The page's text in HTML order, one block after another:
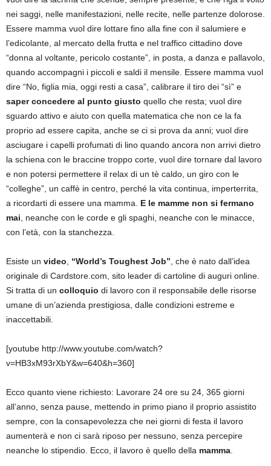
nei saggi, nelle manifestazioni, nelle recite, nelle partenze dolorose.
Essere mamma vuol dire lottare fino alla fine con il salumiere e
l’edicolante, al mercato della frutta e nel traffico cittadino dove
“donna al voltante, pericolo costante”, in posta, a danza e pallavolo,
quando accompagni i piccoli e saldi il mensile. Essere mamma vuol
dire “No, figlia mia, oggi resti a casa”, calibrare il tiro dei “sì” e
saper concedere al punto giusto quello che resta; vuol dire
sguardo attivo e aiuto con quella matematica che non ce la fa
proprio ad essere capita, anche se ci si prova da anni; vuol dire
asciugare i capelli profumati di lino quando ancora non arrivi dietro
la schiena con le braccine troppo corte, vuol dire tornare dal lavoro
e non potersi permettere il relax di un tè caldo, un giro con le
“colleghe”, un caffè in centro, perché la vita continua, imperterrita,
a ricordarti di essere una mamma. E le mamme non si fermano
mai , neanche con le corde e gli spaghi, neanche con le minacce,
con l’età, con la stanchezza.
Esiste un video “World’s Toughest Job” , che è nato dall’idea
originale di Cardstore.com, sito leader di cartoline di auguri online.
Si tratta di un colloquio di lavoro con il responsabile delle risorse
umane di un’azienda prestigiosa, dalle condizioni estreme e
inaccettabili.
[youtube http://www.youtube.com/watch?
v=HB3xM93rXbY&w=640&h=360]
Ecco quanto viene richiesto: Lavorare 24 ore su 24, 365 giorni
all’anno, senza pause, mettendo in primo piano il proprio assistito
sempre, con la consapevolezza che nei giorni di festa il lavoro
aumenterà e non ci sarà riposo per nessuno, senza percepire
neanche lo stipendio. Ecco, il lavoro è quello della mamma